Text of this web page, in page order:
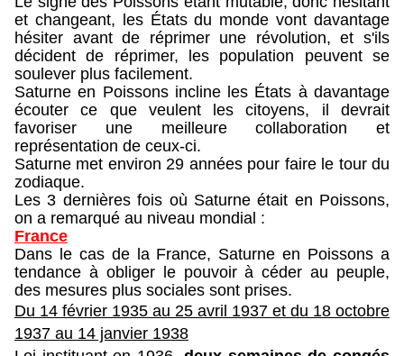
et changeant, les États du monde vont davantage
hésiter avant de réprimer une révolution, et s'ils
décident de réprimer, les population peuvent se
soulever plus facilement.
Saturne en Poissons incline les États à davantage
écouter ce que veulent les citoyens, il devrait
favoriser une meilleure collaboration et
représentation de ceux-ci.
Saturne met environ 29 années pour faire le tour du
zodiaque.
Les 3 dernières fois où Saturne était en Poissons,
on a remarqué au niveau mondial :
France
Dans le cas de la France, Saturne en Poissons a
tendance à obliger le pouvoir à céder au peuple,
des mesures plus sociales sont prises.
Du 14 février 1935 au 25 avril 1937 et du 18 octobre
1937 au 14 janvier 1938